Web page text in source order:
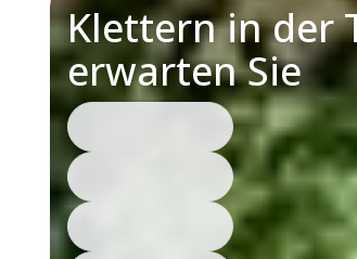
Klettern in der
erwarten Sie